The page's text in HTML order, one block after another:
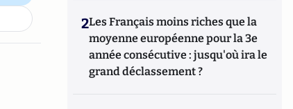
2Les Français moins riches que la
moyenne européenne pour la 3e
année consécutive : jusqu'où ira le
grand déclassement ?